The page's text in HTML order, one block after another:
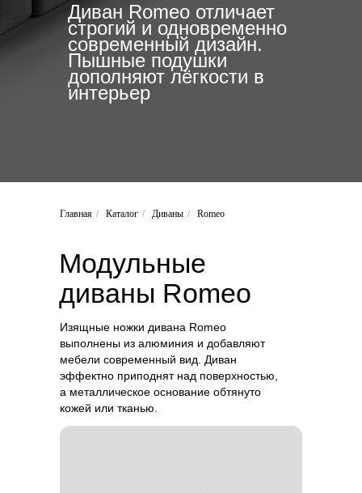
Диван Romeo отличает
строгий и одновременно
современный дизайн.
Пышные подушки
дополняют лёгкости в
интерьер
Главная / Каталог / Диваны / Romeo
Модульные
диваны Romeo
Изящные ножки дивана Romeo
выполнены из алюминия и добавляют
мебели современный вид. Диван
эффектно приподнят над поверхностью,
а металлическое основание обтянуто
кожей или тканью.